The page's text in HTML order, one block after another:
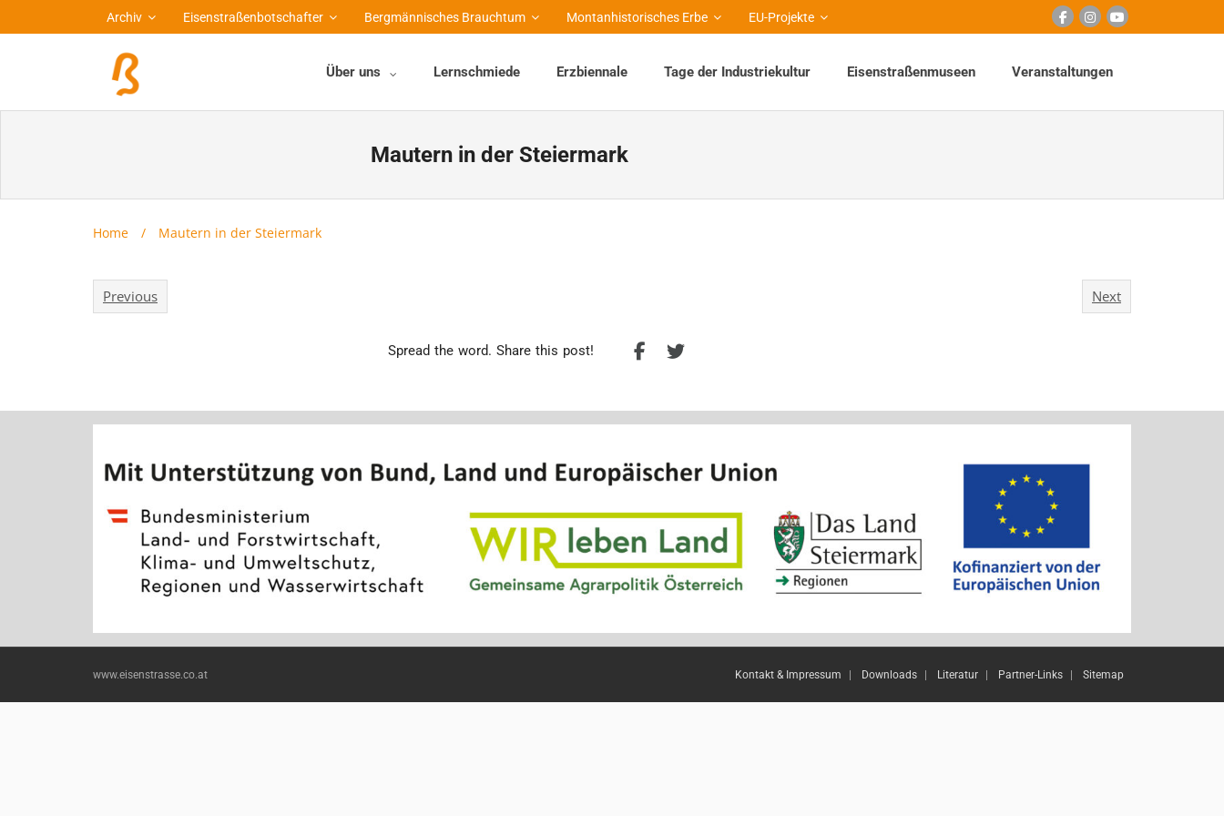
Archiv Eisenstraßenbotschafter Bergmännisches Brauchtum Montanhistorisches Erbe EU-Projekte
Über uns Lernschmiede Erzbiennale Tage der Industriekultur Eisenstraßenmuseen Veranstaltungen
Mautern in der Steiermark
Home / Mautern in der Steiermark
Previous Next
Spread the word. Share this post!
www.eisenstrasse.co.at Kontakt & Impressum Downloads Literatur Partner-Links Sitemap